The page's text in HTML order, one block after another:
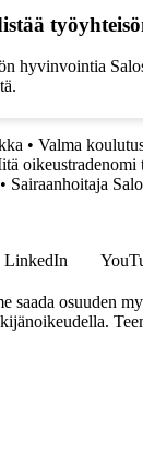
hyvinvointia
• Valma
oikeustradenomi
• Sairaanhoitaja
LinkedIn
saada osuuden